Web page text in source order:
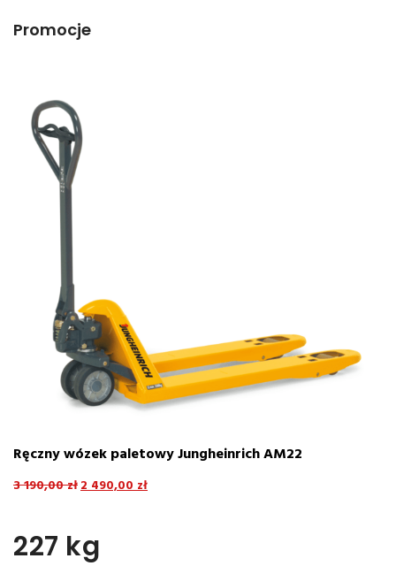
Promocje
Ręczny wózek paletowy Jungheinrich AM22
3 190,00zł2 490,00zł
227 kg